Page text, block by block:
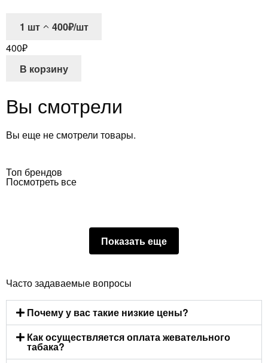
1 шт
400₽/шт
400₽
В корзину
Вы смотрели
Вы еще не смотрели товары.
Топ брендов
Посмотреть все
Показать еще
Часто задаваемые вопросы
Почему у вас такие низкие цены?
Как осуществляется оплата жевательного
табака?